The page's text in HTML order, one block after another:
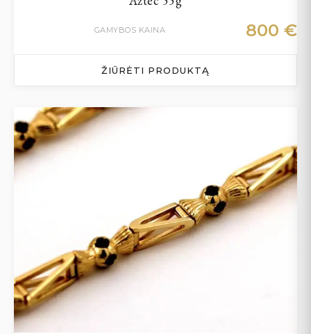
GAMYBOS KAINA 800 €
ŽIŪRĖTI PRODUKTĄ